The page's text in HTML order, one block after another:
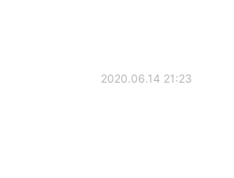
2020.06.14 21:23